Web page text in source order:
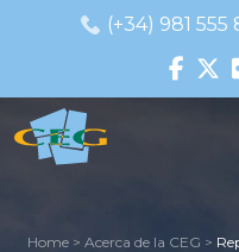
(+34) 981 555
Home> Acerca de la CEG >